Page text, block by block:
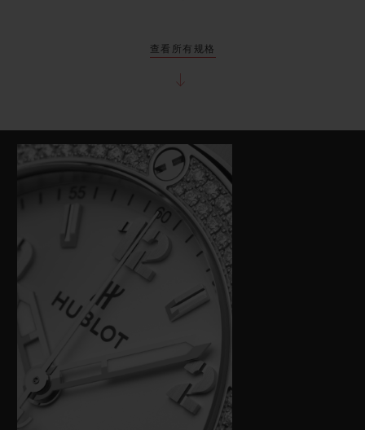
查看所有规格